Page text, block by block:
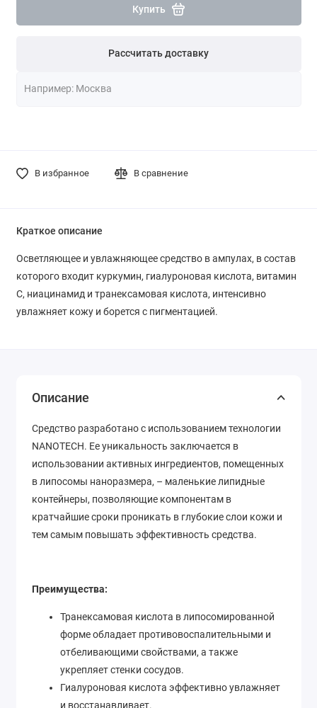
Купить
Рассчитать доставку
В избранное В сравнение
Краткое описание
Осветляющее и увлажняющее средство в ампулах, в состав
которого входит куркумин, гиалуроновая кислота, витамин
С, ниацинамид и транексамовая кислота, интенсивно
увлажняет кожу и борется с пигментацией.
Описание
Средство разработано с использованием технологии
NANOTECH. Ее уникальность заключается в
использовании активных ингредиентов, помещенных
в липосомы наноразмера, – маленькие липидные
контейнеры, позволяющие компонентам в
кратчайшие сроки проникать в глубокие слои кожи и
тем самым повышать эффективность средства.
Преимущества:
Транексамовая кислота в липосомированной
форме обладает противовоспалительными и
отбеливающими свойствами, а также
укрепляет стенки сосудов.
Гиалуроновая кислота эффективно увлажняет
и восстанавливает.